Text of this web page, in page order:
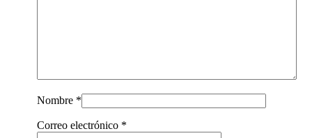
Nombre *
Correo electrónico *